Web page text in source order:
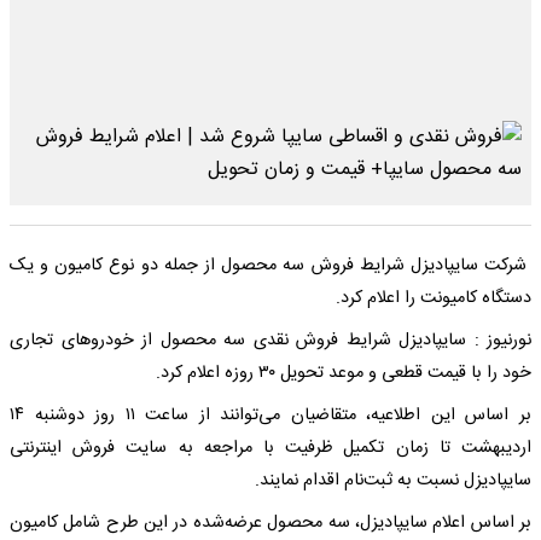
شرکت سایپادیزل شرایط فروش سه محصول از جمله دو نوع کامیون و یک
دستگاه کامیونت را اعلام کرد.
نورنیوز : سایپادیزل شرایط فروش نقدی سه محصول از خودروهای تجاری
خود را با قیمت قطعی و موعد تحویل ۳۰ روزه اعلام کرد.
بر اساس این اطلاعیه، متقاضیان می‌توانند از ساعت ۱۱ روز دوشنبه ۱۴
اردیبهشت تا زمان تکمیل ظرفیت با مراجعه به سایت فروش اینترنتی
سایپادیزل نسبت به ثبت‌نام اقدام نمایند.
بر اساس اعلام سایپادیزل، سه محصول عرضه‌شده در این طرح شامل کامیون